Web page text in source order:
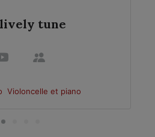
lively tune
Violoncelle et piano